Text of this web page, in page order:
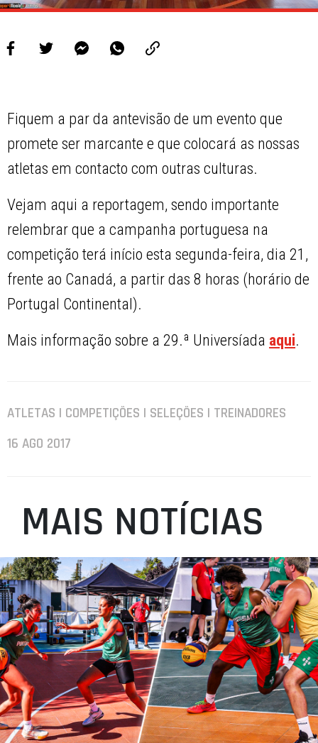
Fiquem a par da antevisão de um evento que
promete ser marcante e que colocará as nossas
atletas em contacto com outras culturas.
Vejam aqui a reportagem, sendo importante
relembrar que a campanha portuguesa na
competição terá início esta segunda-feira, dia 21,
frente ao Canadá, a partir das 8 horas (horário de
Portugal Continental).
Mais informação sobre a 29.ª Universíada aqui.
ATLETAS | COMPETIÇÕES | SELEÇÕES | TREINADORES
16 AGO 2017
MAIS NOTÍCIAS